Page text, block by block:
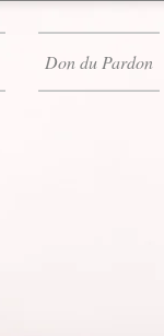
Don du Pardon